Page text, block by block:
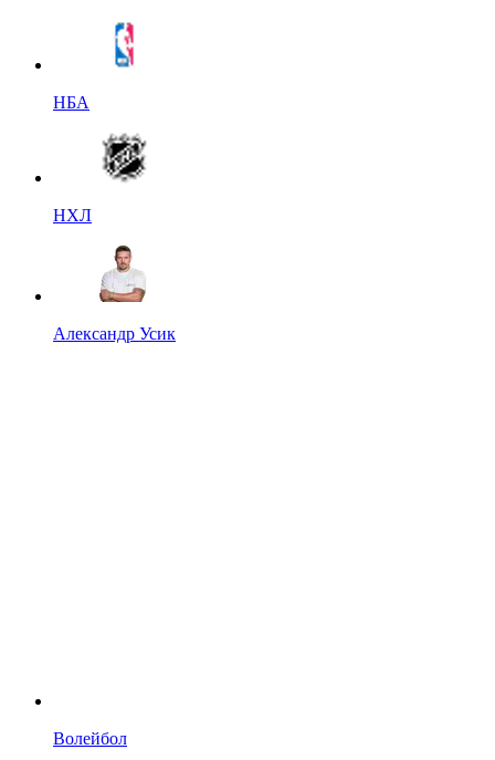
НБА
НХЛ
Александр Усик
Волейбол